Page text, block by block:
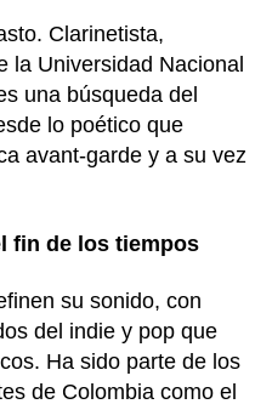
Clarinetista,
la Universidad Nacional
una búsqueda del
lo poético que
avant-garde y a su vez
fin de los tiempos
su sonido, con
del indie y pop que
Ha sido parte de los
de Colombia como el